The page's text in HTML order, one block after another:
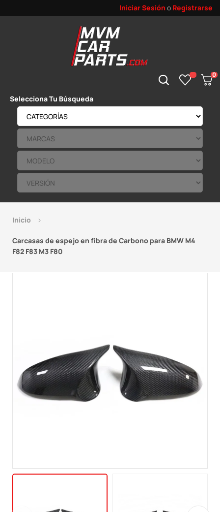
Iniciar Sesión o Registrarse
0
Selecciona Tu Búsqueda
Inicio
Carcasas de espejo en fibra de Carbono para BMW M4
F82 F83 M3 F80